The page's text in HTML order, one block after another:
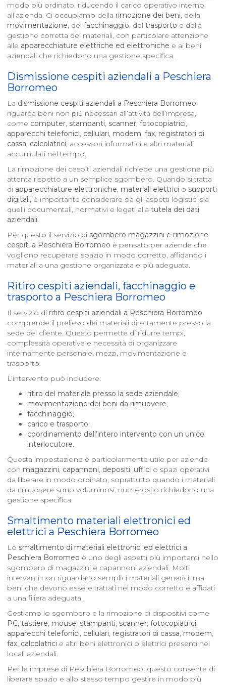
modo più ordinato, riducendo il carico operativo interno
all’azienda. Ci occupiamo della rimozione dei beni, della
movimentazione, del facchinaggio, del trasporto e della
gestione corretta dei materiali, con particolare attenzione
alle apparecchiature elettriche ed elettroniche e ai beni
aziendali che richiedono una gestione specifica.
Dismissione cespiti aziendali a Peschiera
Borromeo
La dismissione cespiti aziendali a Peschiera Borromeo
riguarda beni non più necessari all’attività dell’impresa,
come computer, stampanti, scanner, fotocopiatrici,
apparecchi telefonici, cellulari, modem, fax, registratori di
cassa, calcolatrici, accessori informatici e altri materiali
accumulati nel tempo.
La rimozione dei cespiti aziendali richiede una gestione più
attenta rispetto a un semplice sgombero. Quando si tratta
di apparecchiature elettroniche, materiali elettrici o supporti
digitali, è importante considerare sia gli aspetti logistici sia
quelli documentali, normativi e legati alla tutela dei dati
aziendali.
Per questo il servizio di sgombero magazzini e rimozione
cespiti a Peschiera Borromeo è pensato per aziende che
vogliono recuperare spazio in modo corretto, affidando i
materiali a una gestione organizzata e più adeguata.
Ritiro cespiti aziendali, facchinaggio e
trasporto a Peschiera Borromeo
Il servizio di ritiro cespiti aziendali a Peschiera Borromeo
comprende il prelievo dei materiali direttamente presso la
sede del cliente. Questo permette di ridurre tempi,
complessità operative e necessità di organizzare
internamente personale, mezzi, movimentazione e
trasporto.
L’intervento può includere:
ritiro del materiale presso la sede aziendale;
movimentazione dei beni da rimuovere;
facchinaggio;
carico e trasporto;
coordinamento dell’intero intervento con un unico
interlocutore.
Questa impostazione è particolarmente utile per aziende
con magazzini, capannoni, depositi, uffici o spazi operativi
da liberare in modo ordinato, soprattutto quando i materiali
da rimuovere sono voluminosi, numerosi o richiedono una
gestione specifica.
Smaltimento materiali elettronici ed
elettrici a Peschiera Borromeo
Lo smaltimento di materiali elettronici ed elettrici a
Peschiera Borromeo è uno degli aspetti più importanti nello
sgombero di magazzini e capannoni aziendali. Molti
interventi non riguardano semplici materiali generici, ma
beni che devono essere trattati nel modo corretto e affidati
a una filiera adeguata.
Gestiamo lo sgombero e la rimozione di dispositivi come
PC, tastiere, mouse, stampanti, scanner, fotocopiatrici,
apparecchi telefonici, cellulari, registratori di cassa, modem,
fax, calcolatrici e altri beni elettronici o elettrici presenti nei
locali aziendali.
Per le imprese di Peschiera Borromeo, questo consente di
liberare spazio e allo stesso tempo gestire in modo più